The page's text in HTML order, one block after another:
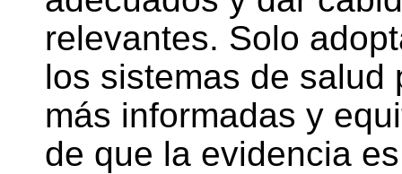
relevantes. Solo
los sistemas de salud
más informadas y
de que la evidencia